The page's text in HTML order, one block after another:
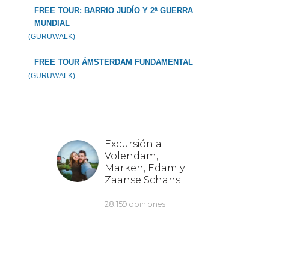
FREE TOUR: BARRIO JUDÍO Y 2ª GUERRA
MUNDIAL
(GURUWALK)
FREE TOUR ÁMSTERDAM FUNDAMENTAL
(GURUWALK)